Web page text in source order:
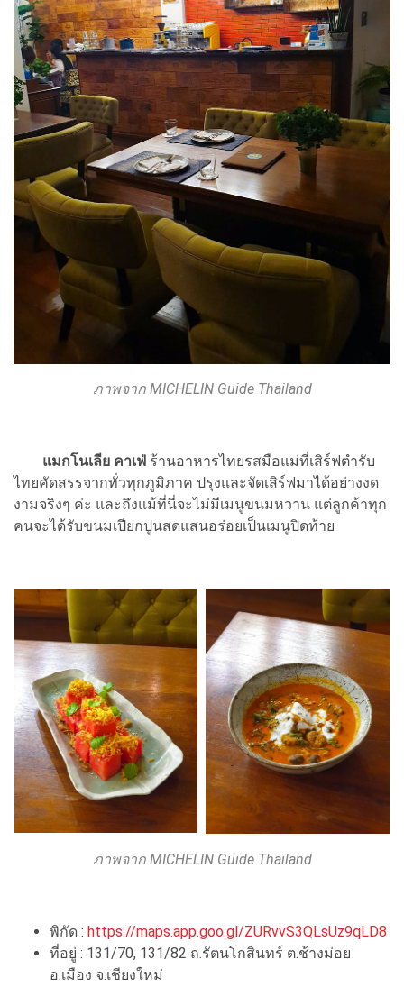
ภาพจาก MICHELIN Guide Thailand
แมกโนเลีย คาเฟ่ ร้านอาหารไทยรสมือแม่ที่เสิร์ฟตำรับ
ไทยคัดสรรจากทั่วทุกภูมิภาค ปรุงและจัดเสิร์ฟมาได้อย่างงด
งามจริงๆ ค่ะ และถึงแม้ที่นี่จะไม่มีเมนูขนมหวาน แต่ลูกค้าทุก
คนจะได้รับขนมเปียกปูนสดแสนอร่อยเป็นเมนูปิดท้าย
ภาพจาก MICHELIN Guide Thailand
พิกัด : https://maps.app.goo.gl/ZURvvS3QLsUz9qLD8
ที่อยู่ : 131/70, 131/82 ถ.รัตนโกสินทร์ ต.ช้างม่อย
อ.เมือง จ.เชียงใหม่